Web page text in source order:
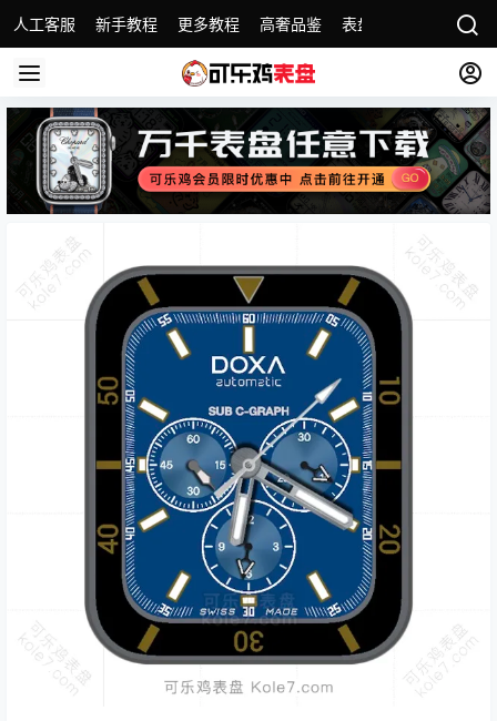
人工客服 新手教程 更多教程 高奢品鉴 表盘精选 名表故事